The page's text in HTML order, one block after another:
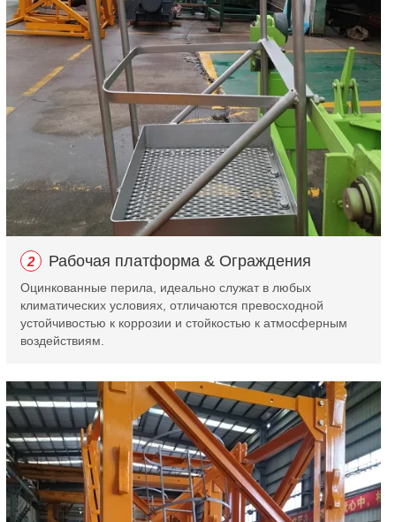
2 Рабочая платформа & Ограждения
Оцинкованные перила, идеально служат в любых
климатических условиях, отличаются превосходной
устойчивостью к коррозии и стойкостью к атмосферным
воздействиям.